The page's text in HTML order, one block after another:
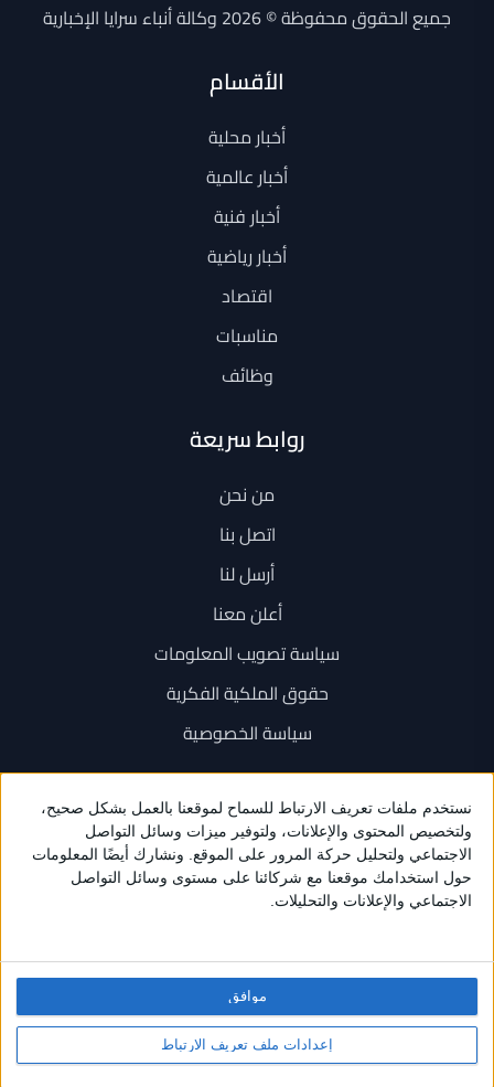
موافق
جميع الحقوق محفوظة © 2026 وكالة أنباء سرايا الإخبارية
الأقسام
أخبار محلية
أخبار عالمية
أخبار فنية
أخبار رياضية
اقتصاد
مناسبات
وظائف
روابط سريعة
من نحن
اتصل بنا
أرسل لنا
أعلن معنا
سياسة تصويب المعلومات
حقوق الملكية الفكرية
سياسة الخصوصية
اتصل بنا
+962 6 534 1777
+962 79 202 7000
برمجة واستضافة وتصميم